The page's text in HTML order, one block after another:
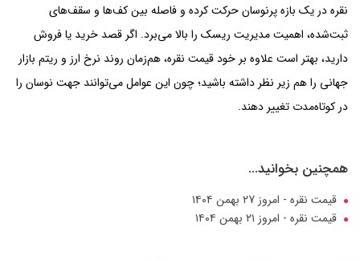
نقره در یک بازه پرنوسان حرکت کرده و فاصله بین کف‌ها و سقف‌های
ثبت‌شده، اهمیت مدیریت ریسک را بالا می‌برد. اگر قصد خرید یا فروش
دارید، بهتر است علاوه بر خود قیمت نقره، هم‌زمان روند نرخ ارز و ریتم بازار
جهانی را هم زیر نظر داشته باشید؛ چون این عوامل می‌توانند جهت نوسان را
در کوتاه‌مدت تغییر دهند.
همچنین بخوانید...
قیمت نقره - امروز ۲7 بهمن ۱۴۰۴
قیمت نقره - امروز ۲۱ بهمن ۱۴۰۴